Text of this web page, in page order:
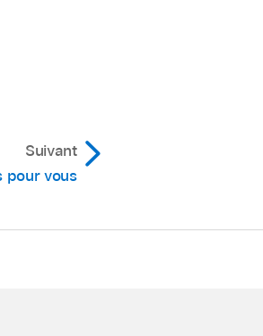
Suivant
pour vous